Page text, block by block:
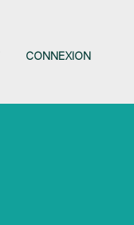
CONNEXION